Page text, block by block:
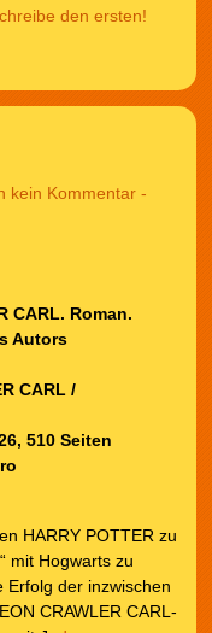
den ersten!
kein Kommentar -
CARL. Roman.
Autors
CARL /
510 Seiten
HARRY POTTER zu
mit Hogwarts zu
der inzwischen
CRAWLER CARL-